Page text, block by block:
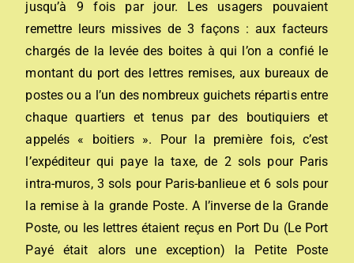
jusqu’à 9 fois par jour. Les usagers pouvaient
remettre leurs missives de 3 façons : aux facteurs
chargés de la levée des boites à qui l’on a confié le
montant du port des lettres remises, aux bureaux de
postes ou a l’un des nombreux guichets répartis entre
chaque quartiers et tenus par des boutiquiers et
appelés « boitiers ». Pour la première fois, c’est
l’expéditeur qui paye la taxe, de 2 sols pour Paris
intra-muros, 3 sols pour Paris-banlieue et 6 sols pour
la remise à la grande Poste. A l’inverse de la Grande
Poste, ou les lettres étaient reçus en Port Du (Le Port
Payé était alors une exception) la Petite Poste